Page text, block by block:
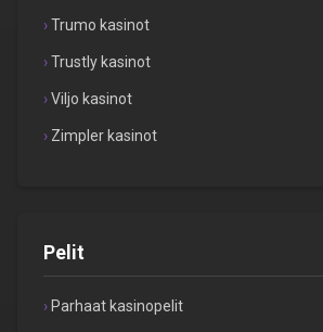
Trumo kasinot
Trustly kasinot
Viljo kasinot
Zimpler kasinot
Pelit
Parhaat kasinopelit